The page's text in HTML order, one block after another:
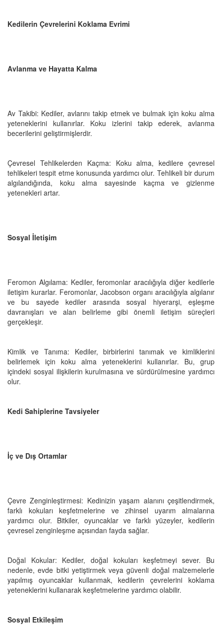
Kedilerin Çevrelerini Koklama Evrimi
Avlanma ve Hayatta Kalma
Av Takibi: Kediler, avlarını takip etmek ve bulmak için koku alma
yeteneklerini kullanırlar. Koku izlerini takip ederek, avlanma
becerilerini geliştirmişlerdir.
Çevresel Tehlikelerden Kaçma: Koku alma, kedilere çevresel
tehlikeleri tespit etme konusunda yardımcı olur. Tehlikeli bir durum
algılandığında, koku alma sayesinde kaçma ve gizlenme
yetenekleri artar.
Sosyal İletişim
Feromon Algılama: Kediler, feromonlar aracılığıyla diğer kedilerle
iletişim kurarlar. Feromonlar, Jacobson organı aracılığıyla algılanır
ve bu sayede kediler arasında sosyal hiyerarşi, eşleşme
davranışları ve alan belirleme gibi önemli iletişim süreçleri
gerçekleşir.
Kimlik ve Tanıma: Kediler, birbirlerini tanımak ve kimliklerini
belirlemek için koku alma yeteneklerini kullanırlar. Bu, grup
içindeki sosyal ilişkilerin kurulmasına ve sürdürülmesine yardımcı
olur.
Kedi Sahiplerine Tavsiyeler
İç ve Dış Ortamlar
Çevre Zenginleştirmesi: Kedinizin yaşam alanını çeşitlendirmek,
farklı kokuları keşfetmelerine ve zihinsel uyarım almalarına
yardımcı olur. Bitkiler, oyuncaklar ve farklı yüzeyler, kedilerin
çevresel zenginleşme açısından fayda sağlar.
Doğal Kokular: Kediler, doğal kokuları keşfetmeyi sever. Bu
nedenle, evde bitki yetiştirmek veya güvenli doğal malzemelerle
yapılmış oyuncaklar kullanmak, kedilerin çevrelerini koklama
yeteneklerini kullanarak keşfetmelerine yardımcı olabilir.
Sosyal Etkileşim